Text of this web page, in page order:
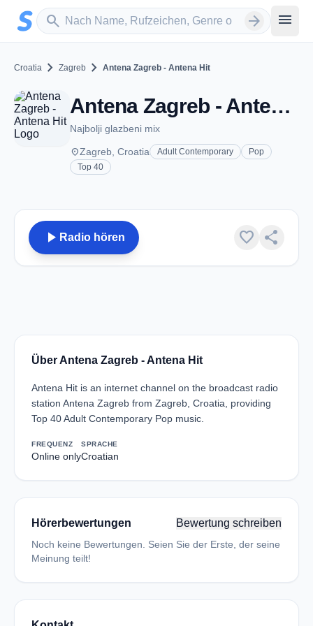
Zum Hauptinhalt springen
search
Sender suchen arrow_forward menu
Croatia chevron_right Zagreb chevron_right Antena Zagreb - Antena Hit
Antena Zagreb - Antena Hit - Zagreb
Najbolji glazbeni mix
placeZagreb, Croatia Adult Contemporary
Pop
Top 40
play_arrow Radio hören favorite share
Über Antena Zagreb - Antena Hit
Antena Hit is an internet channel on the broadcast radio
station Antena Zagreb from Zagreb, Croatia, providing
Top 40 Adult Contemporary Pop music.
FREQUENZ
Online only
SPRACHE
Croatian
Hörerbewertungen Bewertung schreiben
Noch keine Bewertungen. Seien Sie der Erste, der seine
Meinung teilt!